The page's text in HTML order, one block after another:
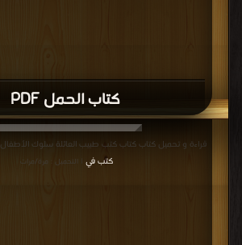
كتاب الحمل PDF
قراءة و تحميل كتاب كتاب كتب طبيب العائلة سلوك الأطفال PDF مجانا | مكتبة >
كتب في
| التحميل : مرة/مرات